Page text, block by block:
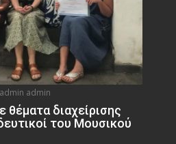
admin admin
διαχείρισης
του Μουσικού